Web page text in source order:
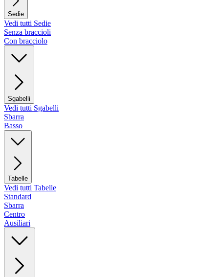
Sedie
Vedi tutti Sedie
Senza braccioli
Con bracciolo
Sgabelli
Vedi tutti Sgabelli
Sbarra
Basso
Tabelle
Vedi tutti Tabelle
Standard
Sbarra
Centro
Ausiliari